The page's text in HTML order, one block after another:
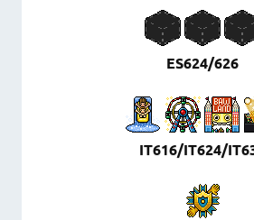
ES624/626
IT616/IT624/